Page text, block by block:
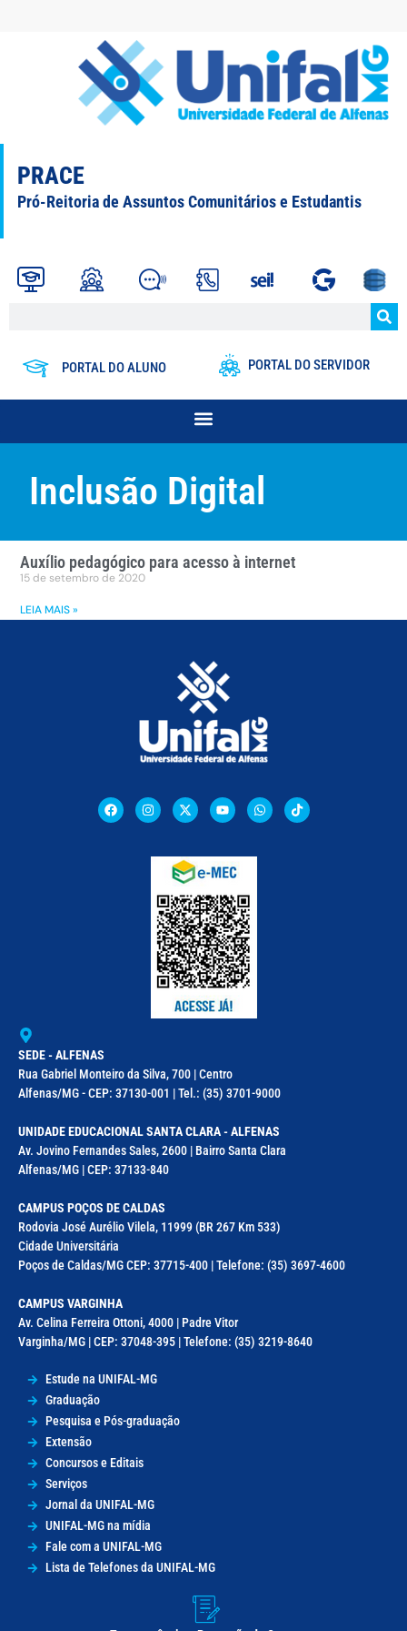
PRACE
Pró-Reitoria de Assuntos Comunitários e Estudantis
PORTAL DO ALUNO PORTAL DO SERVIDOR
Inclusão Digital
Auxílio pedagógico para acesso à internet
15 de setembro de 2020
LEIA MAIS »
SEDE - ALFENAS
Rua Gabriel Monteiro da Silva, 700 | Centro
Alfenas/MG - CEP: 37130-001 | Tel.: (35) 3701-9000
UNIDADE EDUCACIONAL SANTA CLARA - ALFENAS
Av. Jovino Fernandes Sales, 2600 | Bairro Santa Clara
Alfenas/MG | CEP: 37133-840
CAMPUS POÇOS DE CALDAS
Rodovia José Aurélio Vilela, 11999 (BR 267 Km 533)
Cidade Universitária
Poços de Caldas/MG CEP: 37715-400 | Telefone: (35) 3697-4600
CAMPUS VARGINHA
Av. Celina Ferreira Ottoni, 4000 | Padre Vitor
Varginha/MG | CEP: 37048-395 | Telefone: (35) 3219-8640
Estude na UNIFAL-MG
Graduação
Pesquisa e Pós-graduação
Extensão
Concursos e Editais
Serviços
Jornal da UNIFAL-MG
UNIFAL-MG na mídia
Fale com a UNIFAL-MG
Lista de Telefones da UNIFAL-MG